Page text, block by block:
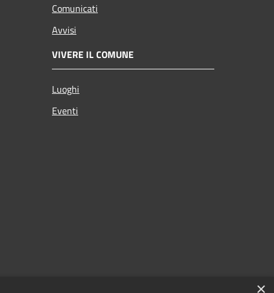
Comunicati
Avvisi
VIVERE IL COMUNE
Luoghi
Eventi
×